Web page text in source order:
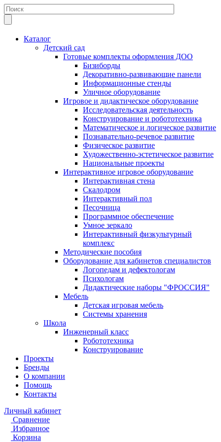
Каталог
Детский сад
Готовые комплекты оформления ДОО
Бизиборды
Декоративно-развивающие панели
Информационные стенды
Уличное оборудование
Игровое и дидактическое оборудование
Исследовательская деятельность
Конструирование и робототехника
Математическое и логическое развитие
Познавательно-речевое развитие
Физическое развитие
Художественно-эстетическое развитие
Национальные проекты
Интерактивное игровое оборудование
Интерактивная стена
Скалодром
Интерактивный пол
Песочница
Программное обеспечение
Умное зеркало
Интерактивный физкультурный
комплекс
Методические пособия
Оборудование для кабинетов специалистов
Логопедам и дефектологам
Психологам
Дидактические наборы "ФРОССИЯ"
Мебель
Детская игровая мебель
Системы хранения
Школа
Инженерный класс
Робототехника
Конструирование
Проекты
Бренды
О компании
Помощь
Контакты
Личный кабинет
Сравнение
Избранное
Корзина